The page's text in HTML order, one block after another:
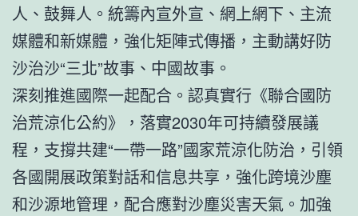
人、鼓舞人。統籌內宣外宣、網上網下、主流
媒體和新媒體，強化矩陣式傳播，主動講好防
沙治沙“三北”故事、中國故事。
深刻推進國際一起配合。認真實行《聯合國防
治荒涼化公約》，落實2030年可持續發展議
程，支撐共建“一帶一路”國家荒涼化防治，引領
各國開展政策對話和信息共享，強化跨境沙塵
和沙源地管理，配合應對沙塵災害天氣。加強